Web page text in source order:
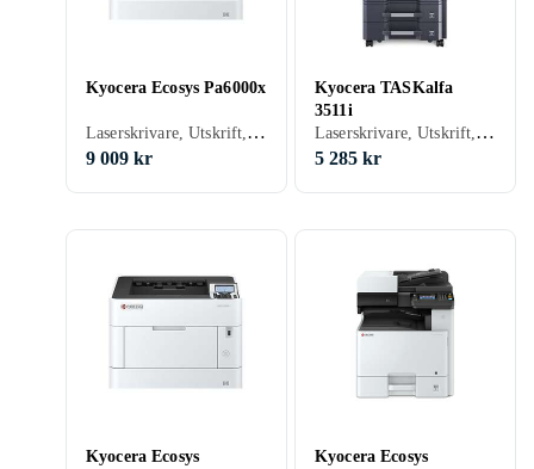
Kyocera Ecosys Pa6000x
Laserskrivare, Utskrift, USB, RJ-45 (Ethernet), Parallellport, Wi-Fi
9 009 kr
Kyocera TASKalfa
3511i
Laserskrivare, Utskrift, Skanna, Kopiering, Fax
5 285 kr
Kyocera Ecosys
Kyocera Ecosys